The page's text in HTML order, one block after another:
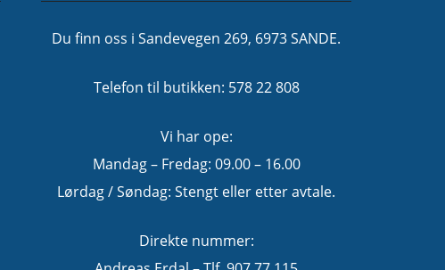
FØLG
Du finn oss i Sandevegen 269, 6973 SANDE.
Telefon til butikken: 578 22 808
Vi har ope:
Mandag – Fredag: 09.00 – 16.00
Lørdag / Søndag: Stengt eller etter avtale.
Direkte nummer: